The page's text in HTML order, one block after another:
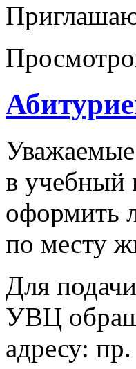
в
оформить
по месту
Для
УВЦ
адресу: